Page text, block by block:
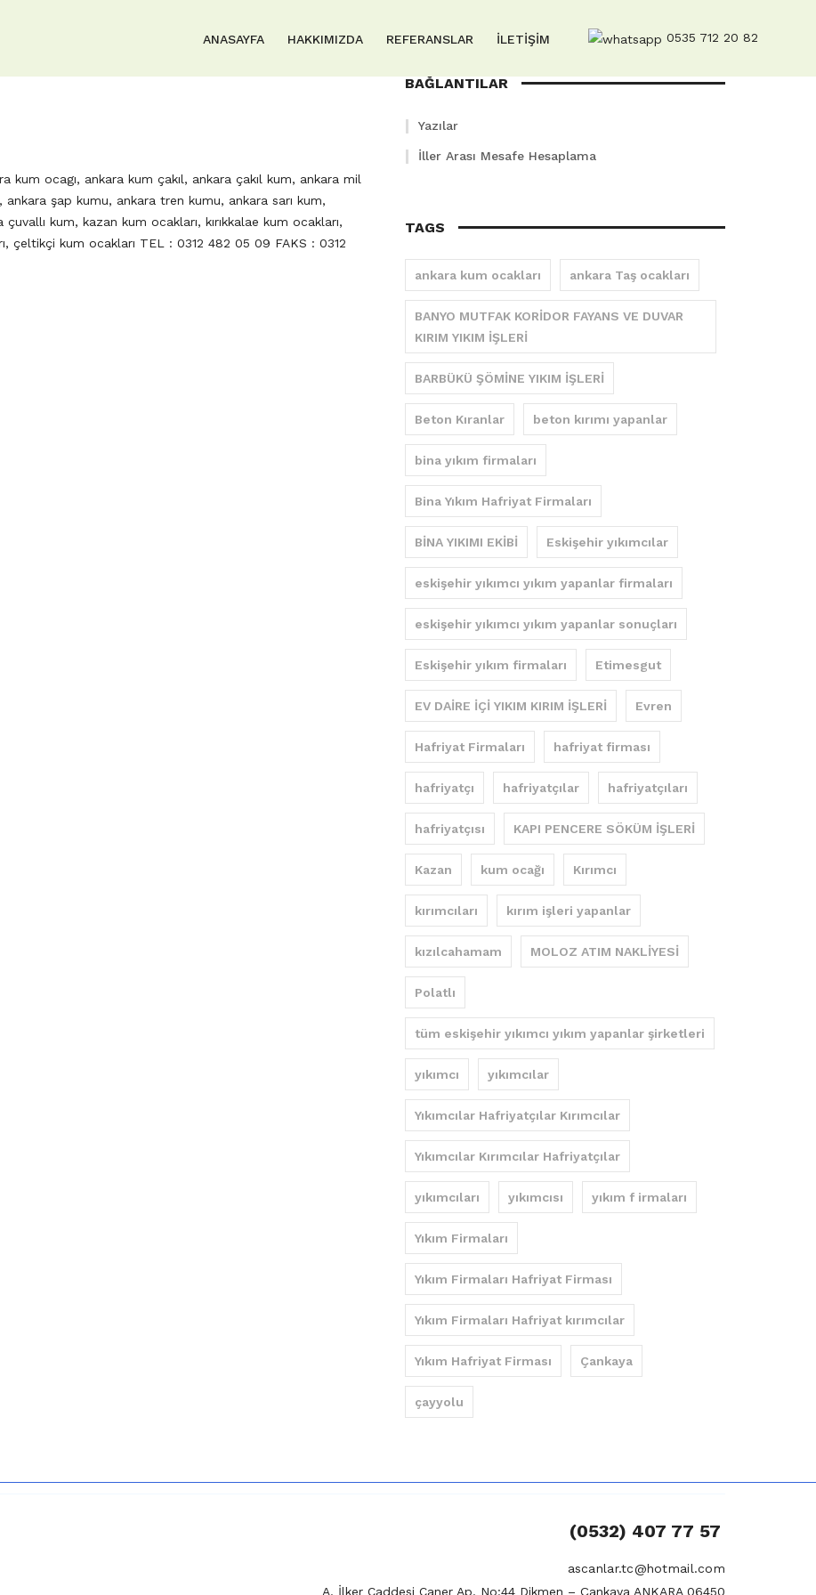
0535 712 20 82
ANASAYFA HAKKIMIZDA REFERANSLAR İLETİŞİM
kum ocagı, ankara kum çakıl, ankara çakıl kum, ankara mil
ankara şap kumu, ankara tren kumu, ankara sarı kum,
kum, kazan kum ocakları, kırıkkalae kum ocakları,
çeltikçi kum ocakları TEL : 0312 482 05 09 FAKS : 0312
BAĞLANTILAR
Yazılar
İller Arası Mesafe Hesaplama
TAGS
ankara kum ocakları ankara Taş ocakları
BANYO MUTFAK KORİDOR FAYANS VE DUVAR
KIRIM YIKIM İŞLERİ
BARBÜKÜ ŞÖMİNE YIKIM İŞLERİ
Beton Kıranlar beton kırımı yapanlar
bina yıkım firmaları
Bina Yıkım Hafriyat Firmaları
BİNA YIKIMI EKİBİ Eskişehir yıkımcılar
eskişehir yıkımcı yıkım yapanlar firmaları
eskişehir yıkımcı yıkım yapanlar sonuçları
Eskişehir yıkım firmaları Etimesgut
EV DAİRE İÇİ YIKIM KIRIM İŞLERİ Evren
Hafriyat Firmaları hafriyat firması
hafriyatçı hafriyatçılar hafriyatçıları
hafriyatçısı KAPI PENCERE SÖKÜM İŞLERİ
Kazan kum ocağı Kırımcı
kırımcıları kırım işleri yapanlar
kızılcahamam MOLOZ ATIM NAKLİYESİ
Polatlı
tüm eskişehir yıkımcı yıkım yapanlar şirketleri
yıkımcı yıkımcılar
Yıkımcılar Hafriyatçılar Kırımcılar
Yıkımcılar Kırımcılar Hafriyatçılar
yıkımcıları yıkımcısı yıkım f irmaları
Yıkım Firmaları
Yıkım Firmaları Hafriyat Firması
Yıkım Firmaları Hafriyat kırımcılar
Yıkım Hafriyat Firması Çankaya
çayyolu
(0532) 407 77 57
ascanlar.tc@hotmail.com
A. İlker Caddesi Caner Ap. No:44 Dikmen – Çankaya ANKARA 06450